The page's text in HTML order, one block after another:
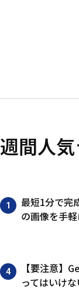
週間人
最短1分で完
の画像を手
【要注意】
ってはいけ